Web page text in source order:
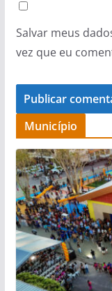
Salvar meus
vez que eu
Município